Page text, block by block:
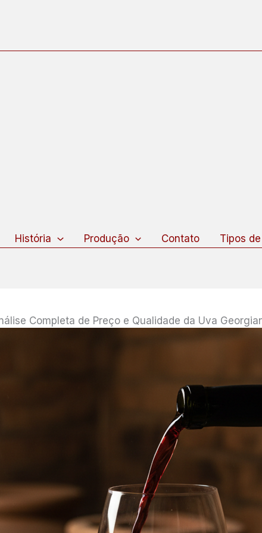
História Produção Contato Tipos
Completa de Preço e Qualidade da Uva